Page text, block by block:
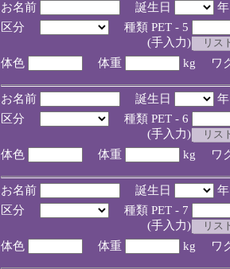
お名前 誕生日
区分
種類 PET - 5
(手入力)
体色
体重 kg ワ
お名前 誕生日
区分
種類 PET - 6
(手入力)
体色
体重 kg ワ
お名前 誕生日
区分
種類 PET - 7
(手入力)
体色
体重 kg ワ